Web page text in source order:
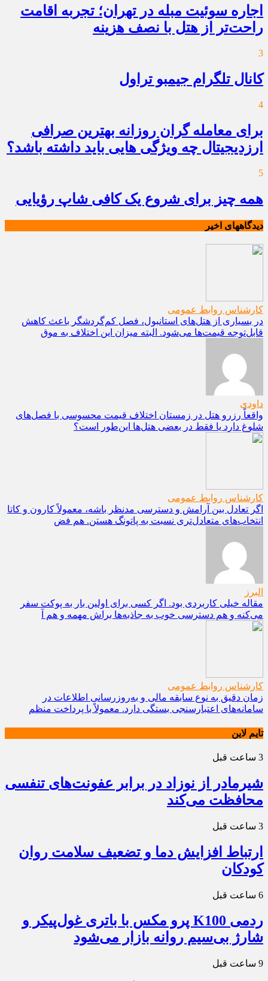
اجاره سوئیت مبله در تهران؛ تجربه اقامت
راحت‌تر از هتل با نصف هزینه
3
کانال تلگرام جیمبو تراول
4
برای معامله گران روزانه بهترین صرافی
ارزدیجیتال چه ویژگی هایی باید داشته باشد؟
5
همه چیز برای شروع یک کافی شاپ رؤیایی
دیدگاههای اخیر
کارشناس روابط عمومی
در بسیاری از هتل‌های استانبول، فصل کم‌گردشگر باعث کاهش
قابل‌توجه قیمت‌ها می‌شود. البته میزان این اختلاف به موق
داودی
واقعاً رزرو هتل در زمستان اختلاف قیمت محسوسی با فصل‌های
شلوغ دارد یا فقط در بعضی هتل‌ها این‌طور است؟
کارشناس روابط عمومی
اگر تعادل بین آرامش و دسترسی مدنظر باشه، معمولاً کارون و کاتا
انتخاب‌های متعادل‌تری نسبت به پاتونگ هستن. هم فض
البرز
مقاله خیلی کاربردی بود. اگر کسی برای اولین بار به پوکت سفر
می‌کنه و هم دسترسی خوب به جاذبه‌ها براش مهمه و هم آ
کارشناس روابط عمومی
زمان دقیق به نوع سابقه مالی و به‌روزرسانی اطلاعات در
سامانه‌های اعتبارسنجی بستگی دارد. معمولاً با پرداخت منظم
تایم لاین
3 ساعت قبل
شیرمادر از نوزاد در برابر عفونت‌های تنفسی
محافظت می‌کند
3 ساعت قبل
ارتباط افزایش دما و تضعیف سلامت روان
کودکان
6 ساعت قبل
ردمی K100 پرو مکس با باتری غول‌پیکر و
شارژ بی‌سیم روانه بازار می‌شود
9 ساعت قبل